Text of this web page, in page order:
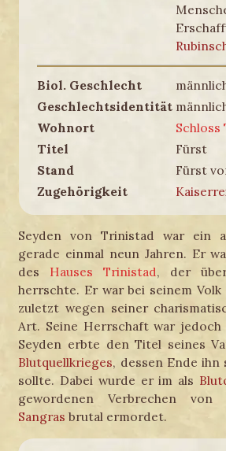
Biol. Geschlecht
Geschlechtsidentität
Wohnort
Schloss
Titel
Fürst
Stand
Fürst
Zugehörigkeit
Seyden von Trinistad war ein
gerade einmal neun Jahren. Er
des Hauses Trinistad, der
herrschte. Er war bei seinem
zuletzt wegen seiner
Art. Seine Herrschaft war jedoch
Seyden erbte den Titel seines
Blutquellkrieges, dessen Ende
sollte. Dabei wurde er im als
gewordenen Verbrechen von
Sangras brutal ermordet.